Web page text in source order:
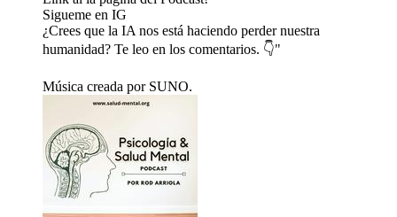
Sigueme en IG
¿Crees que la IA nos está haciendo perder nuestra
humanidad? Te leo en los comentarios. 👇"
Música creada por SUNO.